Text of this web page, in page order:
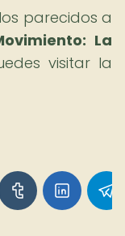
parecidos a
La
visitar la